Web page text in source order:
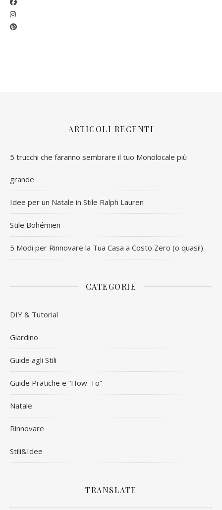
ARTICOLI RECENTI
5 trucchi che faranno sembrare il tuo Monolocale più
grande
Idee per un Natale in Stile Ralph Lauren
Stile Bohémien
5 Modi per Rinnovare la Tua Casa a Costo Zero (o quasi!)
CATEGORIE
DIY & Tutorial
Giardino
Guide agli Stili
Guide Pratiche e “How-To”
Natale
Rinnovare
Stili&Idee
TRANSLATE